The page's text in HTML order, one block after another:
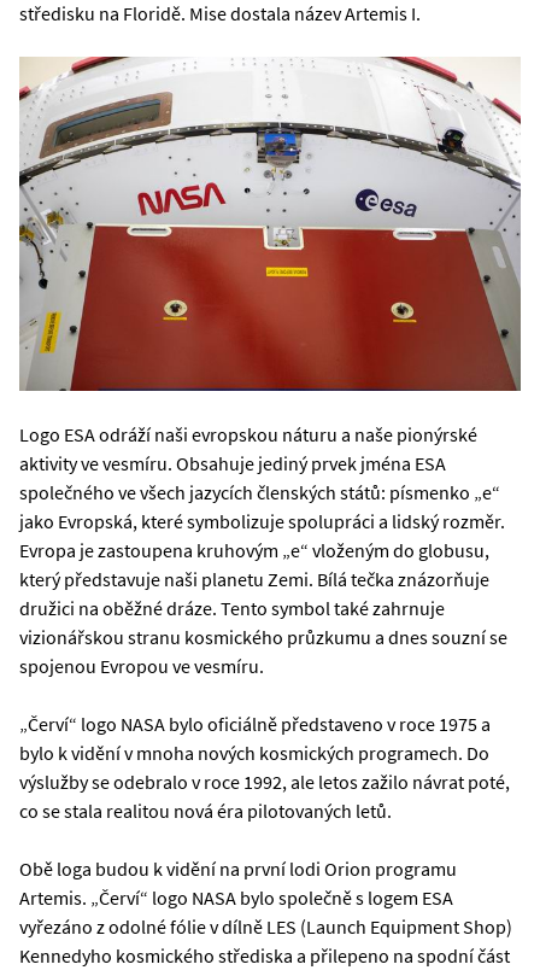
středisku na Floridě. Mise dostala název Artemis I.
Logo ESA odráží naši evropskou náturu a naše pionýrské
aktivity ve vesmíru. Obsahuje jediný prvek jména ESA
společného ve všech jazycích členských států: písmenko „e“
jako Evropská, které symbolizuje spolupráci a lidský rozměr.
Evropa je zastoupena kruhovým „e“ vloženým do globusu,
který představuje naši planetu Zemi. Bílá tečka znázorňuje
družici na oběžné dráze. Tento symbol také zahrnuje
vizionářskou stranu kosmického průzkumu a dnes souzní se
spojenou Evropou ve vesmíru.
„Červí“ logo NASA bylo oficiálně představeno v roce 1975 a
bylo k vidění v mnoha nových kosmických programech. Do
výslužby se odebralo v roce 1992, ale letos zažilo návrat poté,
co se stala realitou nová éra pilotovaných letů.
Obě loga budou k vidění na první lodi Orion programu
Artemis. „Červí“ logo NASA bylo společně s logem ESA
vyřezáno z odolné fólie v dílně LES (Launch Equipment Shop)
Kennedyho kosmického střediska a přilepeno na spodní část